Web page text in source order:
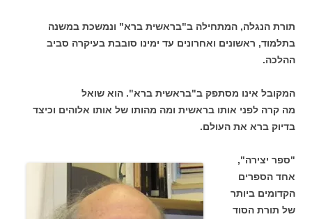
תורת הנגלה, המתחילה ב"בראשית ברא" ונמשכת במשנה
בתלמוד, ראשונים ואחרונים עד ימינו סובבת בעיקרה סביב
ההלכה.
המקובל אינו מסתפק ב"בראשית ברא". הוא שואל
מה קרה לפני אותו בראשית ומה מהותו של אותו אלוהים וכיצד
בדיוק ברא את העולם.
"ספר יצירה",
אחד הספרים
הקדומים ביותר
של תורת הסוד